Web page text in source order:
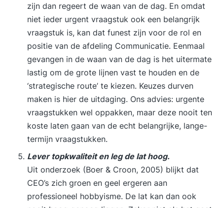
zijn dan regeert de waan van de dag. En omdat
niet ieder urgent vraagstuk ook een belangrijk
vraagstuk is, kan dat funest zijn voor de rol en
positie van de afdeling Communicatie. Eenmaal
gevangen in de waan van de dag is het uitermate
lastig om de grote lijnen vast te houden en de
‘strategische route’ te kiezen. Keuzes durven
maken is hier de uitdaging. Ons advies: urgente
vraagstukken wel oppakken, maar deze nooit ten
koste laten gaan van de echt belangrijke, lange-
termijn vraagstukken.
Lever topkwaliteit en leg de lat hoog.
Uit onderzoek (Boer & Croon, 2005) blijkt dat
CEO’s zich groen en geel ergeren aan
professioneel hobbyisme. De lat kan dan ook